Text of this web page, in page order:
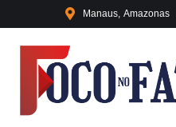
Manaus Amazonas